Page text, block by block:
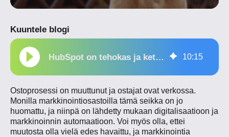
Kuuntele blogi
HubSpot on tehokas ja ketterä – näin vakuutat esimiehesi 10:15
Ostoprosessi on muuttunut ja ostajat ovat verkossa.
Monilla markkinointiosastoilla tämä seikka on jo
huomattu, ja niinpä on lähdetty mukaan digitalisaatioon ja
markkinoinnin automaatioon. Voi myös olla, ettei
muutosta olla vielä edes havaittu, ja markkinointia